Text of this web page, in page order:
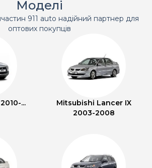
Моделі
911 auto надійний партнер для
оптових покупців
...
Mitsubishi Lancer IX
2003-2008